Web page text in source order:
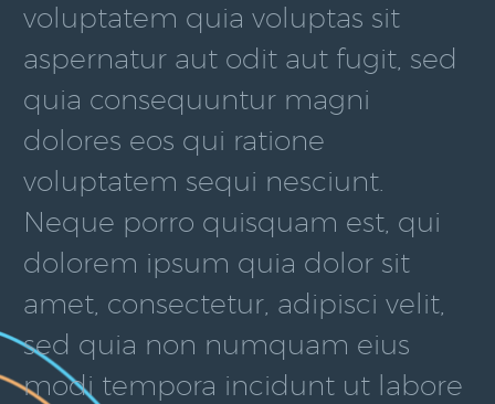
voluptatem quia voluptas sit
aspernatur aut odit aut fugit, sed
quia consequuntur magni
dolores eos qui ratione
voluptatem sequi nesciunt.
Neque porro quisquam est, qui
dolorem ipsum quia dolor sit
amet, consectetur, adipisci velit,
sed quia non numquam eius
modi tempora incidunt ut labore